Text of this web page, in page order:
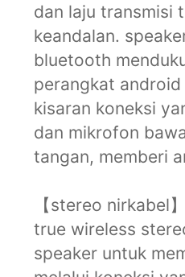
dan laju transmisi
keandalan.
bluetooth
perangkat
kisaran koneksi
dan mikrofon
tangan, memberi
【stereo nirkabel】
true wireless
speaker untuk